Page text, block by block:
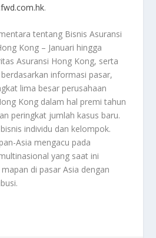
.
tentang Bisnis Asuransi
Kong – Januari hingga
Asuransi Hong Kong, serta
informasi pasar,
lima besar perusahaan
Kong dalam hal premi tahun
peringkat jumlah kasus baru.
individu dan kelompok.
Asia mengacu pada
yang saat ini
di pasar Asia dengan